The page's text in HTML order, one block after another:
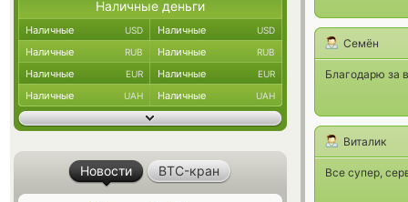
Семён
Благодарю за
Виталик
Все супер,
Наличные деньги
Наличные USD Наличные USD
Наличные RUB Наличные RUB
Наличные EUR Наличные EUR
Наличные UAH Наличные UAH
Новости BTC-кран